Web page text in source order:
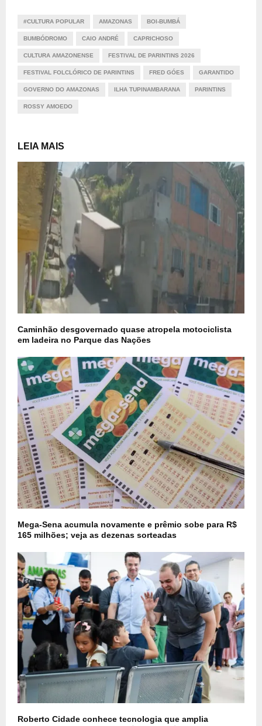
#CULTURA POPULAR AMAZONAS BOI-BUMBÁ
BUMBÓDROMO CAIO ANDRÉ CAPRICHOSO
CULTURA AMAZONENSE FESTIVAL DE PARINTINS 2026
FESTIVAL FOLCLÓRICO DE PARINTINS FRED GÓES GARANTIDO
GOVERNO DO AMAZONAS ILHA TUPINAMBARANA PARINTINS
ROSSY AMOEDO
LEIA MAIS
Caminhão desgovernado quase atropela motociclista
em ladeira no Parque das Nações
Mega-Sena acumula novamente e prêmio sobe para R$
165 milhões; veja as dezenas sorteadas
Roberto Cidade conhece tecnologia que amplia